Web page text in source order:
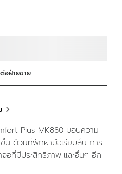
อฝ่ายขาย
Plus MK880 มอบความ
น ด้วยที่พักฝ่ามือเรียบลื่น การ
อที่มีประสิทธิภาพ และอื่นๆ อีก